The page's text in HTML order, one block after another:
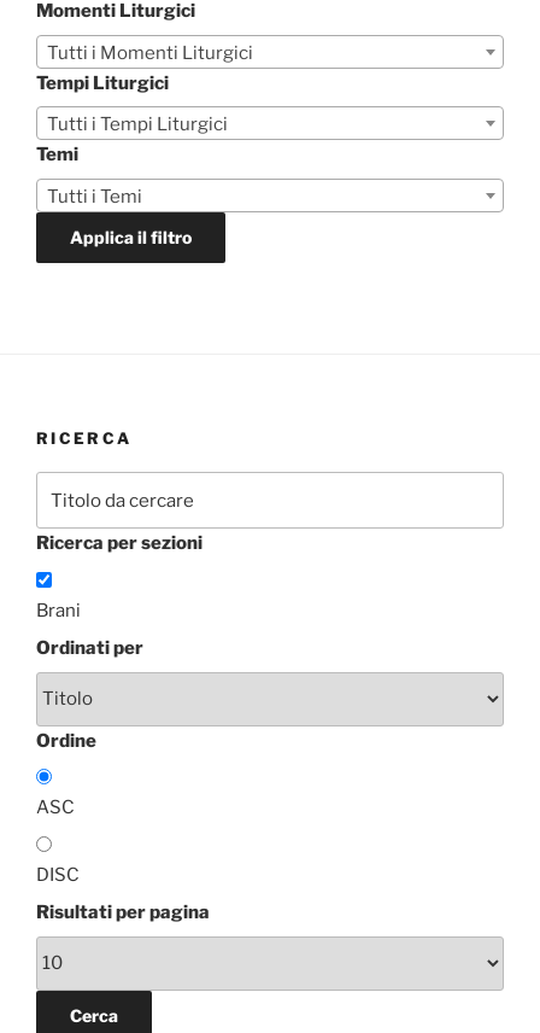
Momenti Liturgici
Tutti i Momenti Liturgici
Tempi Liturgici
Tutti i Tempi Liturgici
Temi
Tutti i Temi
Applica il filtro
RICERCA
Ricerca per sezioni
Brani
Ordinati per
Ordine
ASC
DISC
Risultati per pagina